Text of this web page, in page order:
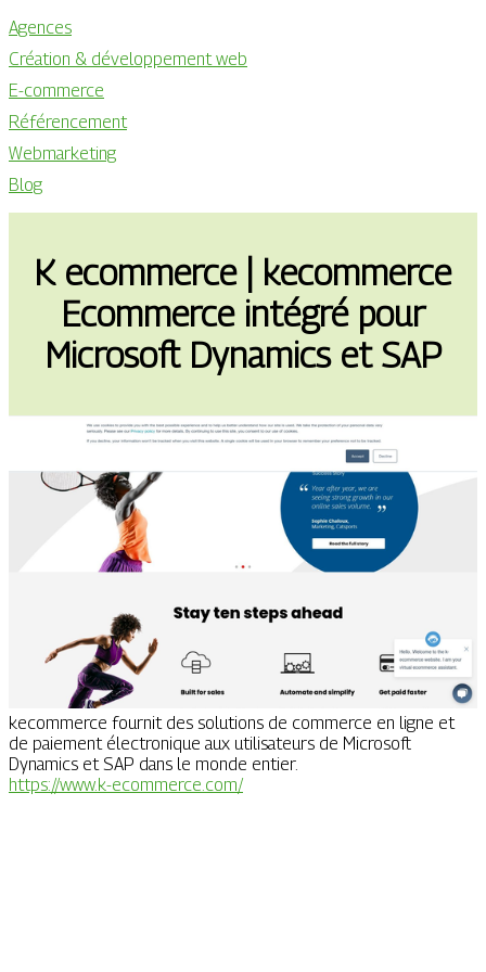
Agences
Création & développement web
E-commerce
Référencement
Webmarketing
Blog
K ecommerce | kecommerce
Ecommerce intégré pour
Microsoft Dynamics et SAP
kecommerce fournit des solutions de commerce en ligne et
de paiement électronique aux utilisateurs de Microsoft
Dynamics et SAP dans le monde entier.
https://www.k-ecommerce.com/